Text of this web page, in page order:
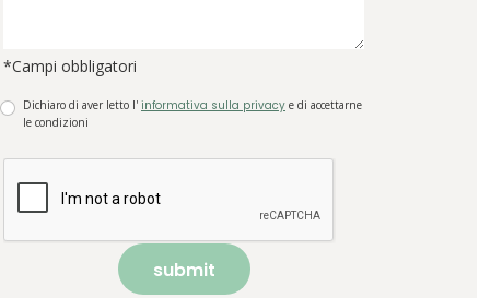
*Campi obbligatori
Dichiaro di aver letto l' informativa sulla privacy e di accettarne
le condizioni
submit